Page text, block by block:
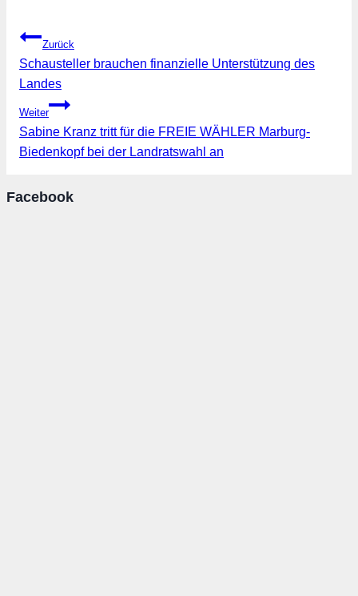
Beitragsnavigation
Zurück
Schausteller brauchen finanzielle Unterstützung des
Landes
Weiter
Sabine Kranz tritt für die FREIE WÄHLER Marburg-
Biedenkopf bei der Landratswahl an
Facebook